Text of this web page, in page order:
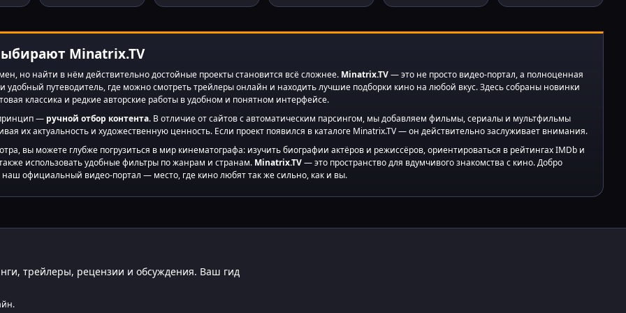
Minatrix.TV
но найти в нём действительно достойные проекты становится всё сложнее. Minatrix.TV— это не просто видео-портал, а полноценная
удобный путеводитель, где можно смотреть трейлеры онлайн и находить лучшие подборки кино на любой вкус. Здесь собраны новинки
классика и редкие авторские работы в удобном и понятном интерфейсе.
— ручной отбор контента. В отличие от сайтов с автоматическим парсингом, мы добавляем фильмы, сериалы и мультфильмы
их актуальность и художественную ценность. Если проект появился в каталоге Minatrix.TV — он действительно заслуживает внимания.
вы можете глубже погрузиться в мир кинематографа: изучить биографии актёров и режиссёров, ориентироваться в рейтингах IMDb и
использовать удобные фильтры по жанрам и странам. Minatrix.TV— это пространство для вдумчивого знакомства с кино. Добро
официальный видео-портал — место, где кино любят так же сильно, как и вы.
трейлеры, рецензии и обсуждения. Ваш гид